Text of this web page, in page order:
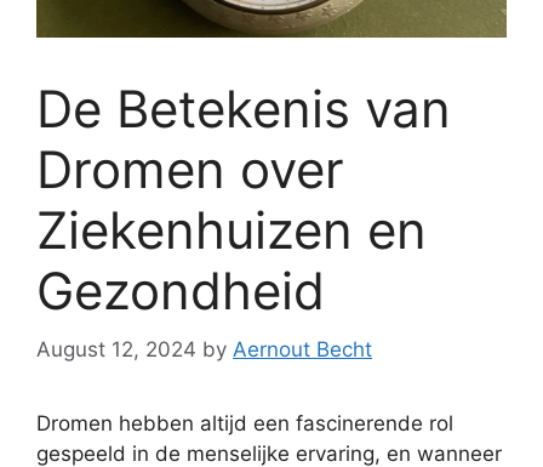
De Betekenis van
Dromen over
Ziekenhuizen en
Gezondheid
August 12, 2024 by Aernout Becht
Dromen hebben altijd een fascinerende rol
gespeeld in de menselijke ervaring, en wanneer